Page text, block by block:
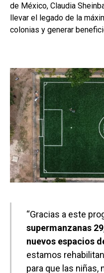
de México, Claudia
llevar el legado de la
colonias y generar
“Gracias a este
supermanzanas
nuevos espacios
estamos
para que las